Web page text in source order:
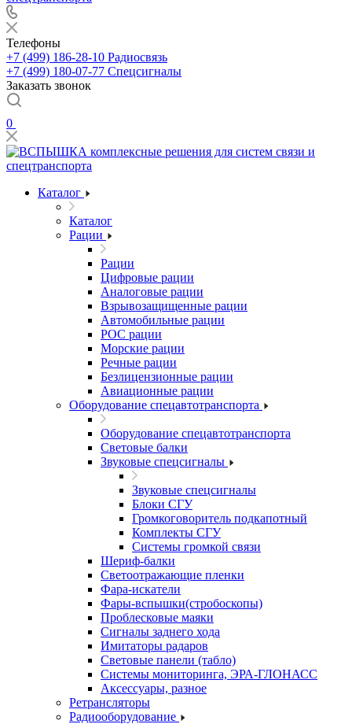
Телефоны
+7 (499) 186-28-10 Радиосвязь
+7 (499) 180-07-77 Спецсигналы
Заказать звонок
0
Каталог
Каталог
Рации
Рации
Цифровые рации
Аналоговые рации
Взрывозащищенные рации
Автомобильные рации
POC рации
Морские рации
Речные рации
Безлицензионные рации
Авиационные рации
Оборудование спецавтотранспорта
Оборудование спецавтотранспорта
Световые балки
Звуковые спецсигналы
Звуковые спецсигналы
Блоки СГУ
Громкоговоритель подкапотный
Комплекты СГУ
Системы громкой связи
Шериф-балки
Светоотражающие пленки
Фара-искатели
Фары-вспышки(стробоскопы)
Проблесковые маяки
Сигналы заднего хода
Имитаторы радаров
Световые панели (табло)
Системы мониторинга, ЭРА-ГЛОНАСС
Аксессуары, разное
Ретрансляторы
Радиооборудование